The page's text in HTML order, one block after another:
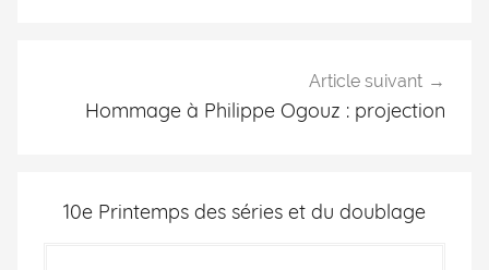
Article suivant
Hommage à Philippe Ogouz : projection
10e Printemps des séries et du doublage